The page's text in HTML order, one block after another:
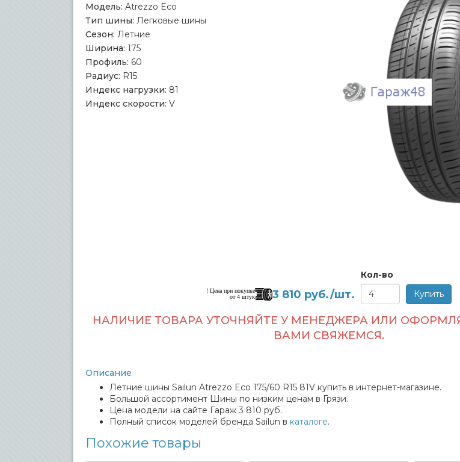
Модель: Atrezzo Eco
Тип шины: Легковые шины
Сезон: Летние
Ширина: 175
Профиль: 60
Радиус: R15
Индекс нагрузки: 81
Индекс скорости: V
! Цена при покупке
от 4 штук
3 810 руб./шт.
Кол-во
НАЛИЧИЕ ТОВАРА УТОЧНЯЙТЕ У МЕНЕДЖЕРА ИЛИ
ВАМИ СВЯЖЕМСЯ.
Описание
Летние шины Sailun Atrezzo Eco 175/60 R15 81V купить в интернет-магазине.
Большой ассортимент Шины по низким ценам в Грязи.
Цена модели на сайте Гараж 3 810 руб.
Полный список моделей бренда Sailun в каталоге.
Похожие товары